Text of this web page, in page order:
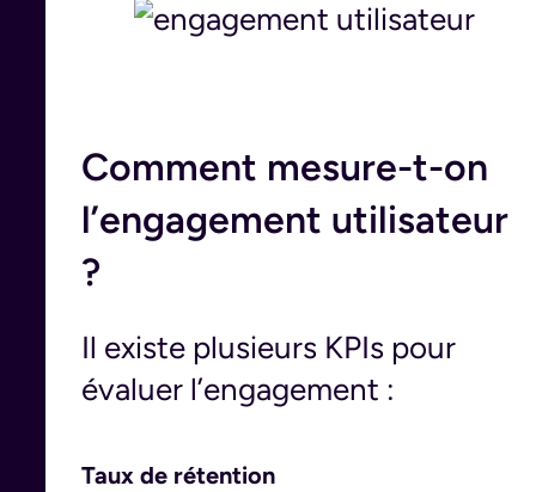
Comment mesure-t-on
l’engagement utilisateur
?
Il existe plusieurs KPIs pour
évaluer l’engagement :
Taux de rétention